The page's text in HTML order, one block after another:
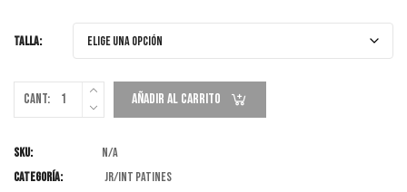
TALLA:
Cant: Añadir Al Carrito
SKU:
N/A
Categoría:
JR/INT Patines